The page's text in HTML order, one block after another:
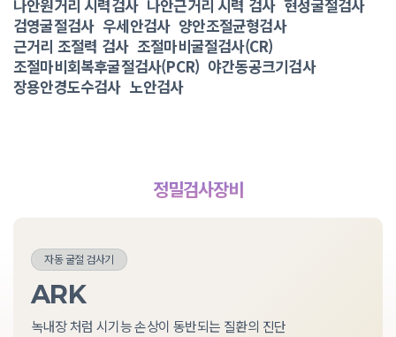
나안원거리 시력검사 나안근거리 시력 검사 현성굴절검사
검영굴절검사 우세안검사 양안조절균형검사
근거리 조절력 검사 조절마비굴절검사(CR)
조절마비회복후굴절검사(PCR) 야간동공크기검사
장용안경도수검사 노안검사
정밀검사장비
자동 굴절 검사기
ARK
녹내장 처럼 시기능 손상이 동반되는 질환의 진단